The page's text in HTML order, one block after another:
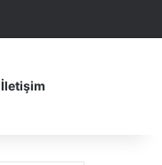
İletişim